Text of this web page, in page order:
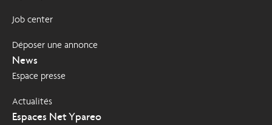
Job center
Déposer une annonce
News
Espace presse
Actualités
Espaces Net Ypareo